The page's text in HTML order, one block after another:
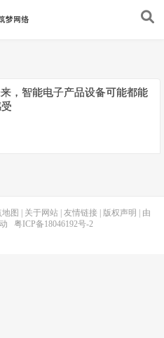
，智能电子产品设备可能都能
图 关于网站 友情链接 版权声明
| 由
粤ICP备18046192号-2